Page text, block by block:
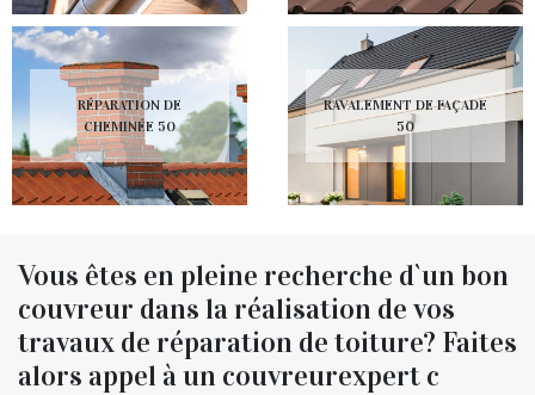
RÉPARATION DE
CHEMINÉE 50
RAVALEMENT DE FAÇADE
50
Vous êtes en pleine recherche d`un bon
couvreur dans la réalisation de vos
travaux de réparation de toiture? Faites
alors appel à un couvreurexpert c